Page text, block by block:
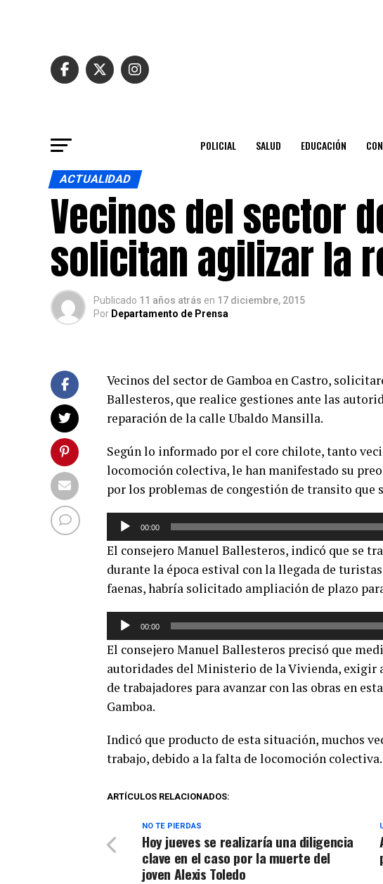
POLICIAL SALUD EDUCACIÓN
ACTUALIDAD
Vecinos del sector
solicitan agilizar la
Publicado 11 años atrás en 17 diciembre, 2015
Por Departamento de Prensa
Vecinos del sector de Gamboa en Castro,
Ballesteros, que realice gestiones ante las
reparación de la calle Ubaldo Mansilla.
Según lo informado por el core chilote, tanto
locomoción colectiva, le han manifestado su
por los problemas de congestión de transito que
Reproductor
audio
00:00
El consejero Manuel Ballesteros, indicó que se
durante la época estival con la llegada de
faenas, habría solicitado ampliación de plazo
Reproductor
audio
00:00
El consejero Manuel Ballesteros precisó que
autoridades del Ministerio de la Vivienda, exigir
de trabajadores para avanzar con las obras en
Gamboa.
Indicó que producto de esta situación, muchos
trabajo, debido a la falta de locomoción colectiva.
ARTÍCULOS RELACIONADOS:
NO TE PIERDAS
Hoy jueves se realizaría una diligencia
clave en el caso por la muerte del
joven Alexis Toledo